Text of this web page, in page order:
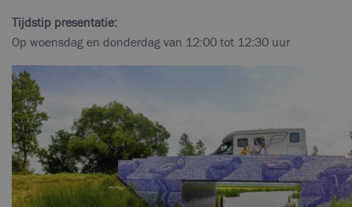
Tijdstip presentatie:
Op woensdag en donderdag van 12:00 tot 12:30 uur